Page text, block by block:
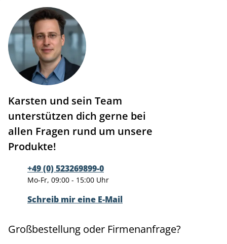
Karsten und sein Team
unterstützen dich gerne bei
allen Fragen rund um unsere
Produkte!
+49 (0) 523269899-0
Mo-Fr, 09:00 - 15:00 Uhr
Schreib mir eine E-Mail
Großbestellung oder Firmenanfrage?